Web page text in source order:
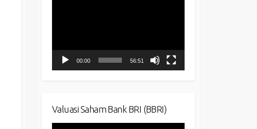
00:00 56:51
Valuasi Saham Bank BRI (BBRI)